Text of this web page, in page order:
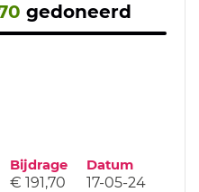
gedoneerd
Bijdrage Datum
€ 191,70 17-05-24